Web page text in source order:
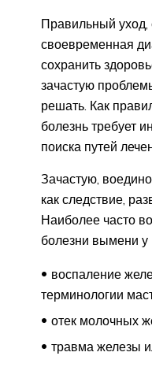
Правильный уход,
своевременная
сохранить
зачастую
решать. Как
болезнь требует
поиска путей
Зачастую,
как следствие,
Наиболее часто
болезни вымени у
воспаление
терминологии
отек молочных
травма железы